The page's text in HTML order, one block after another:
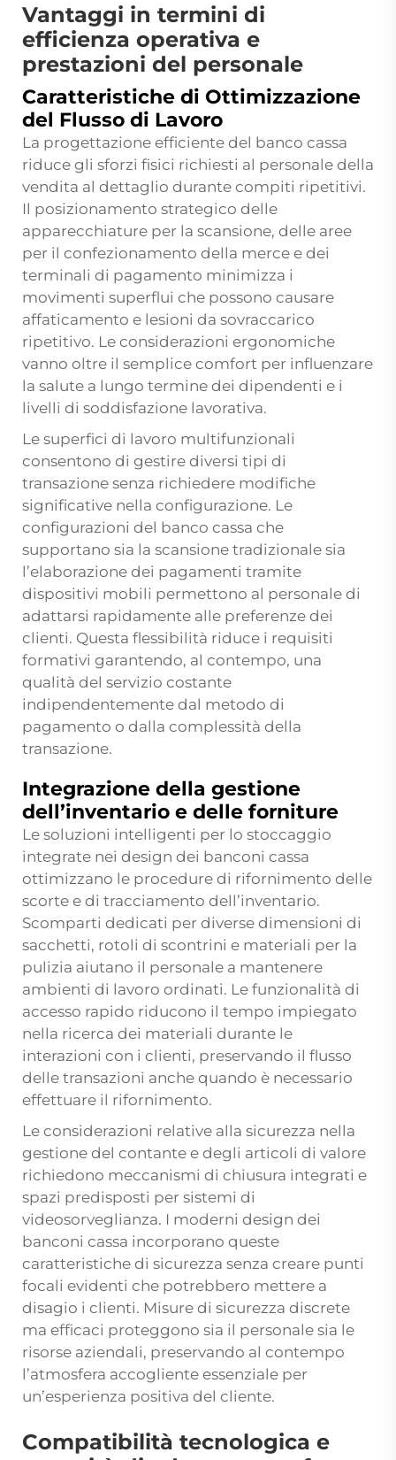
Vantaggi in termini di
efficienza operativa e
prestazioni del personale
Caratteristiche di Ottimizzazione
del Flusso di Lavoro
La progettazione efficiente del banco cassa
riduce gli sforzi fisici richiesti al personale della
vendita al dettaglio durante compiti ripetitivi.
Il posizionamento strategico delle
apparecchiature per la scansione, delle aree
per il confezionamento della merce e dei
terminali di pagamento minimizza i
movimenti superflui che possono causare
affaticamento e lesioni da sovraccarico
ripetitivo. Le considerazioni ergonomiche
vanno oltre il semplice comfort per influenzare
la salute a lungo termine dei dipendenti e i
livelli di soddisfazione lavorativa.
Le superfici di lavoro multifunzionali
consentono di gestire diversi tipi di
transazione senza richiedere modifiche
significative nella configurazione. Le
configurazioni del banco cassa che
supportano sia la scansione tradizionale sia
l’elaborazione dei pagamenti tramite
dispositivi mobili permettono al personale di
adattarsi rapidamente alle preferenze dei
clienti. Questa flessibilità riduce i requisiti
formativi garantendo, al contempo, una
qualità del servizio costante
indipendentemente dal metodo di
pagamento o dalla complessità della
transazione.
Integrazione della gestione
dell’inventario e delle forniture
Le soluzioni intelligenti per lo stoccaggio
integrate nei design dei banconi cassa
ottimizzano le procedure di rifornimento delle
scorte e di tracciamento dell’inventario.
Scomparti dedicati per diverse dimensioni di
sacchetti, rotoli di scontrini e materiali per la
pulizia aiutano il personale a mantenere
ambienti di lavoro ordinati. Le funzionalità di
accesso rapido riducono il tempo impiegato
nella ricerca dei materiali durante le
interazioni con i clienti, preservando il flusso
delle transazioni anche quando è necessario
effettuare il rifornimento.
Le considerazioni relative alla sicurezza nella
gestione del contante e degli articoli di valore
richiedono meccanismi di chiusura integrati e
spazi predisposti per sistemi di
videosorveglianza. I moderni design dei
banconi cassa incorporano queste
caratteristiche di sicurezza senza creare punti
focali evidenti che potrebbero mettere a
disagio i clienti. Misure di sicurezza discrete
ma efficaci proteggono sia il personale sia le
risorse aziendali, preservando al contempo
l’atmosfera accogliente essenziale per
un’esperienza positiva del cliente.
Compatibilità tecnologica e